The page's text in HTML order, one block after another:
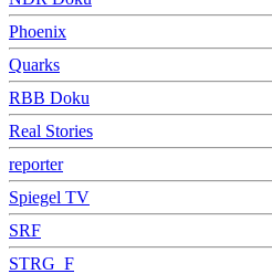
Phoenix
Quarks
RBB Doku
Real Stories
reporter
Spiegel TV
SRF
STRG_F